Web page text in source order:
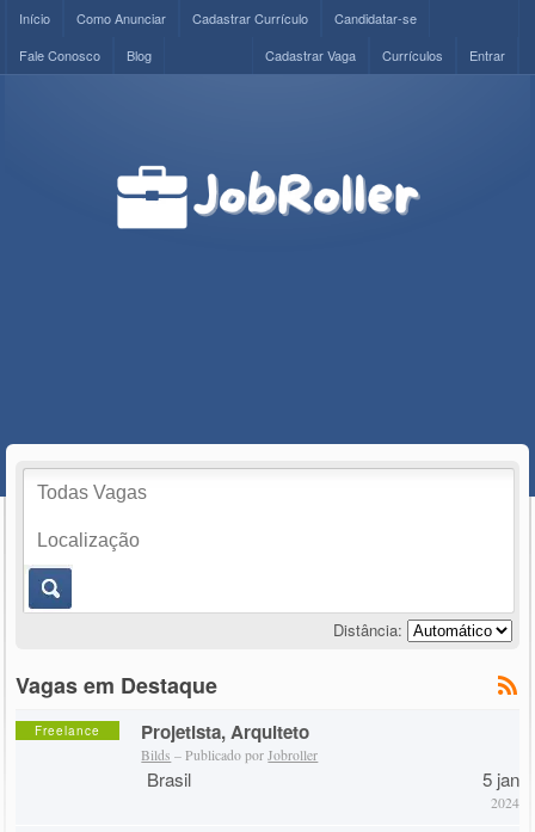
Início Como Anunciar Cadastrar Currículo
Candidatar-se
Fale Conosco
Blog Entrar
Currículos
Cadastrar Vaga
Distância:
Vagas em Destaque
Freelance Projetista, Arquiteto
Bilds – Publicado porJobroller
Brasil 5 jan
2024